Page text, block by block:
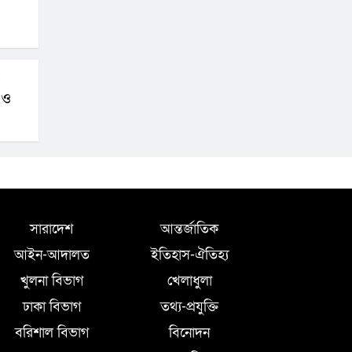
সারাদেশ
আন্তর্জাতিক
আইন-আদালত
ইতিহাস-ঐতিহ্য
খুলনা বিভাগ
খেলাধুলা
ঢাকা বিভাগ
তথ্য-প্রযুক্তি
বরিশাল বিভাগ
বিনোদন